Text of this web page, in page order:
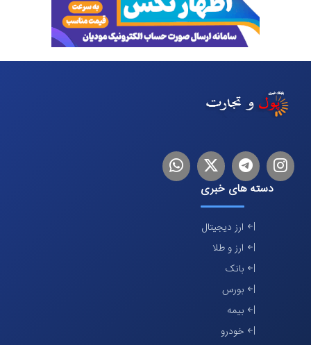
اینستاگرام
تلگرام توییترلینکدین
دسته های خبری
ارز دیجیتال
ارز و طلا
بانک
بورس
بیمه
خودرو